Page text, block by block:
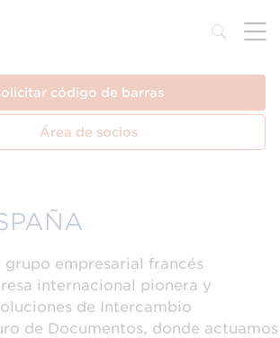
código de barras
Área de socios
empresarial francés
internacional pionera y
de Intercambio
de Documentos, donde actuamos